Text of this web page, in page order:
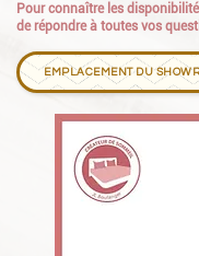
EMPLACEMENT DU
Pour connaître les
de répondre à toutes vos